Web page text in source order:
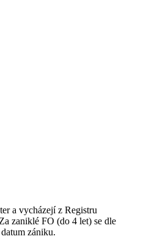
a vycházejí z Registru
zaniklé FO (do 4 let) se dle
zániku.